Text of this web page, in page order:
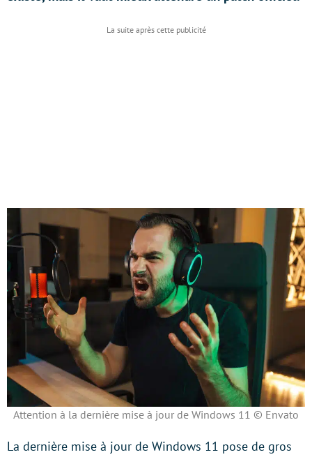
Attention à la dernière mise à jour de Windows 11 © Envato
La dernière mise à jour de Windows 11 pose de gros